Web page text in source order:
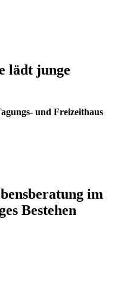
lädt junge
und Freizeithaus
im
Bestehen